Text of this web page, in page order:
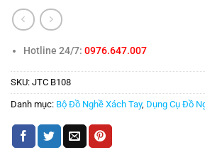
Hotline 24/7:0976.647.007
SKU: JTC B108
Danh mục: Bộ Đồ Nghề Xách Tay, Dụng Cụ Đồ